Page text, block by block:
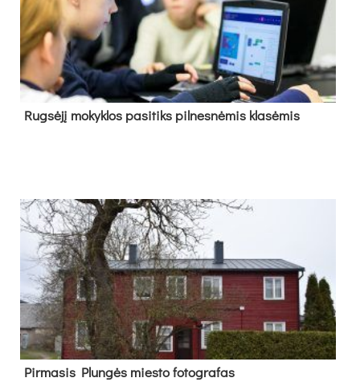
Rug­sė­jį mo­kyk­los pa­si­tiks pil­nes­nė­mis kla­sė­mis
Pir­ma­sis Plun­gės mies­to fo­tog­ra­fas